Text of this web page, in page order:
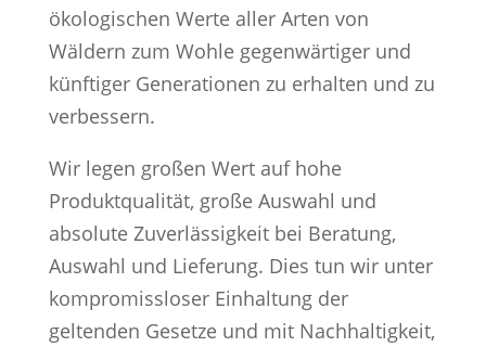
ökologischen Werte aller Arten von
Wäldern zum Wohle gegenwärtiger und
künftiger Generationen zu erhalten und zu
verbessern.
Wir legen großen Wert auf hohe
Produktqualität, große Auswahl und
absolute Zuverlässigkeit bei Beratung,
Auswahl und Lieferung. Dies tun wir unter
kompromissloser Einhaltung der
geltenden Gesetze und mit Nachhaltigkeit,